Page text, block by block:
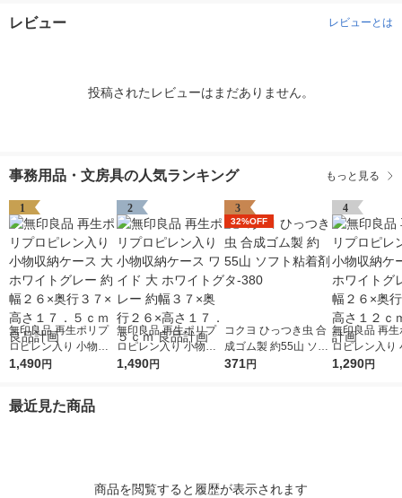
レビュー レビューとは
投稿されたレビューはまだありません。
事務用品・文房具の人気ランキング もっと見る
1
無印良品 再生ポリプ
ロピレン入り 小物収
納ケース 大 ホワイト
ｍ 良品計画
1,490円
2
無印良品 再生ポリプ
ロピレン入り 小物収
納ケース ワイド 大 ホ
1,490円
3
32%OFF
コクヨ ひっつき虫 合
成ゴム製 約55山 ソフ
ト粘着剤 タ-380
371円
4
無印良品 再生
ロピレン入り
納ケース 中
1,290円
最近見た商品
商品を閲覧すると履歴が表示されます